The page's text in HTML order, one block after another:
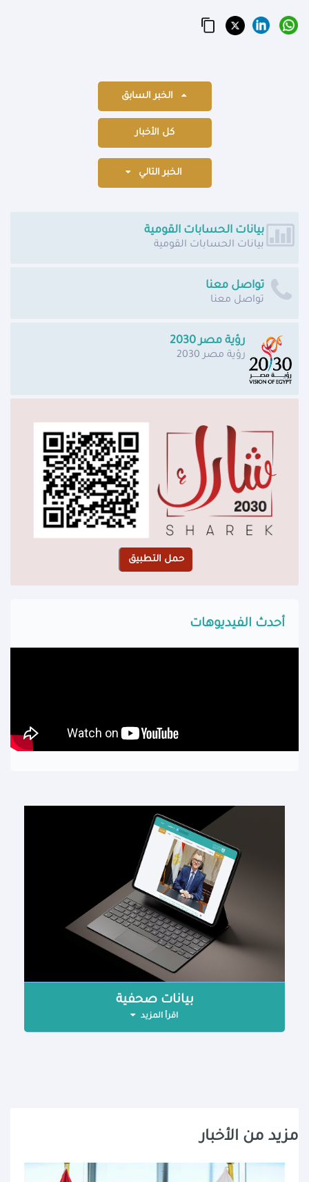
الخبر السابق
كل الأخبار
الخبر التالي
بيانات الحسابات القومية
بيانات الحسابات القومية
تواصل معنا
تواصل معنا
رؤية مصر 2030
رؤية مصر 2030
أحدث الفيديوهات
بيانات صحفية
اقرأ المزيد
مزيد من الأخبار